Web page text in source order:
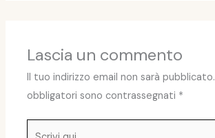
Lascia un commento
Il tuo indirizzo email non sarà pubblicato.
obbligatori sono contrassegnati *